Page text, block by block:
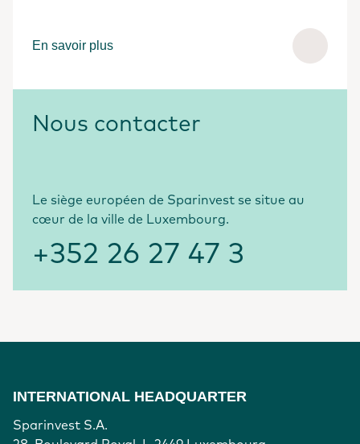
En savoir plus
Nous contacter
Le siège européen de Sparinvest se situe au
cœur de la ville de Luxembourg.
+352 26 27 47 3
INTERNATIONAL HEADQUARTER
Sparinvest S.A.